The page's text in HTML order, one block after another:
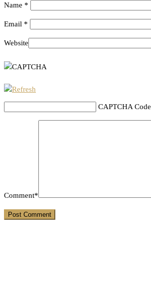
Name *
Email *
Website
CAPTCHA Code
Comment*